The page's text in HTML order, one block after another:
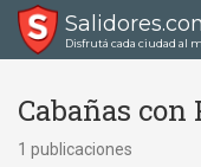
Disfrutá cada ciudad al
Cabañas
1 publicaciones